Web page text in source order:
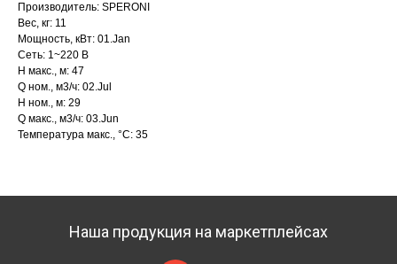
Производитель: SPERONI
Вес, кг: 11
Мощность, кВт: 01.Jan
Сеть: 1~220 В
H макс., м: 47
Q ном., м3/ч: 02.Jul
H ном., м: 29
Q макс., м3/ч: 03.Jun
Температура макс., °С: 35
Наша продукция на маркетплейсах